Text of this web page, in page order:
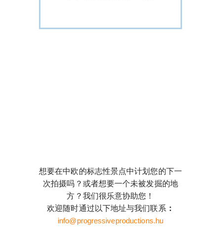
想要在中欧的标志性景点中计划您的下一
次拍摄吗？或者想要一个未被发掘的地
方？我们很乐意协助您！
欢迎随时通过以下地址与我们联系 ：
info@progressiveproductions.hu